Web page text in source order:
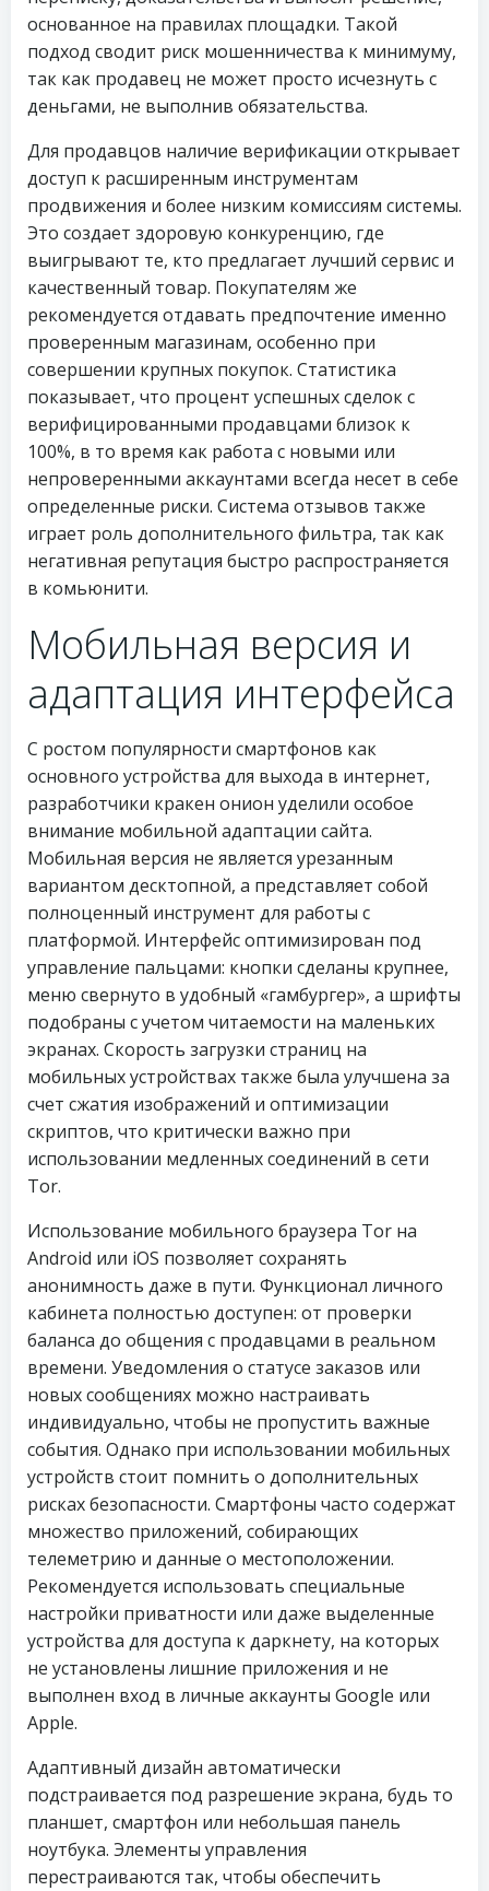
основанное на правилах площадки. Такой
подход сводит риск мошенничества к минимуму,
так как продавец не может просто исчезнуть с
деньгами, не выполнив обязательства.
Для продавцов наличие верификации открывает
доступ к расширенным инструментам
продвижения и более низким комиссиям системы.
Это создает здоровую конкуренцию, где
выигрывают те, кто предлагает лучший сервис и
качественный товар. Покупателям же
рекомендуется отдавать предпочтение именно
проверенным магазинам, особенно при
совершении крупных покупок. Статистика
показывает, что процент успешных сделок с
верифицированными продавцами близок к
100%, в то время как работа с новыми или
непроверенными аккаунтами всегда несет в себе
определенные риски. Система отзывов также
играет роль дополнительного фильтра, так как
негативная репутация быстро распространяется
в комьюнити.
Мобильная версия и
адаптация интерфейса
С ростом популярности смартфонов как
основного устройства для выхода в интернет,
разработчики кракен онион уделили особое
внимание мобильной адаптации сайта.
Мобильная версия не является урезанным
вариантом десктопной, а представляет собой
полноценный инструмент для работы с
платформой. Интерфейс оптимизирован под
управление пальцами: кнопки сделаны крупнее,
меню свернуто в удобный «гамбургер», а шрифты
подобраны с учетом читаемости на маленьких
экранах. Скорость загрузки страниц на
мобильных устройствах также была улучшена за
счет сжатия изображений и оптимизации
скриптов, что критически важно при
использовании медленных соединений в сети
Tor.
Использование мобильного браузера Tor на
Android или iOS позволяет сохранять
анонимность даже в пути. Функционал личного
кабинета полностью доступен: от проверки
баланса до общения с продавцами в реальном
времени. Уведомления о статусе заказов или
новых сообщениях можно настраивать
индивидуально, чтобы не пропустить важные
события. Однако при использовании мобильных
устройств стоит помнить о дополнительных
рисках безопасности. Смартфоны часто содержат
множество приложений, собирающих
телеметрию и данные о местоположении.
Рекомендуется использовать специальные
настройки приватности или даже выделенные
устройства для доступа к даркнету, на которых
не установлены лишние приложения и не
выполнен вход в личные аккаунты Google или
Apple.
Адаптивный дизайн автоматически
подстраивается под разрешение экрана, будь то
планшет, смартфон или небольшая панель
ноутбука. Элементы управления
перестраиваются так, чтобы обеспечить